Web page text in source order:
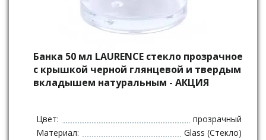
Банка 50 мл LAURENCE стекло прозрачное
с крышкой черной глянцевой и твердым
вкладышем натуральным - АКЦИЯ
Цвет:
прозрачный
Материал:
Glass (Стекло)